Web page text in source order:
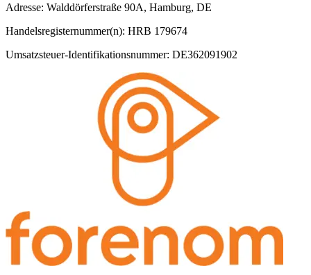
Adresse: Walddörferstraße 90A, Hamburg, DE
Handelsregisternummer(n): HRB 179674
Umsatzsteuer-Identifikationsnummer: DE362091902